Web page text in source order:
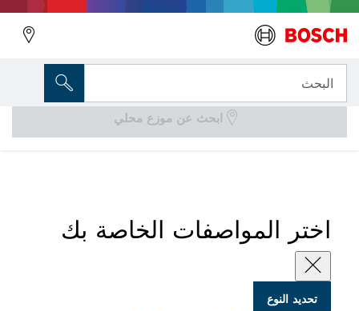
البحث
خراطيم مضادة للكهرباء الساكنة مع قفل ومحول حربة
اختر المواصفات الخاصة بك
تحديد النوع
المتغير الذي اخترته
خرطوم جهاز سحب الغبار مزود بقفل الرأس
ابحث عن موزع محلي